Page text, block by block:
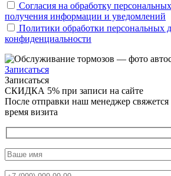
Согласия на обработку
получения информации и уведомлений
Политики обработки персональных
конфиденциальности
Записаться
Записаться
СКИДКА 5% при записи на сайте
После отправки наш менеджер
время визита